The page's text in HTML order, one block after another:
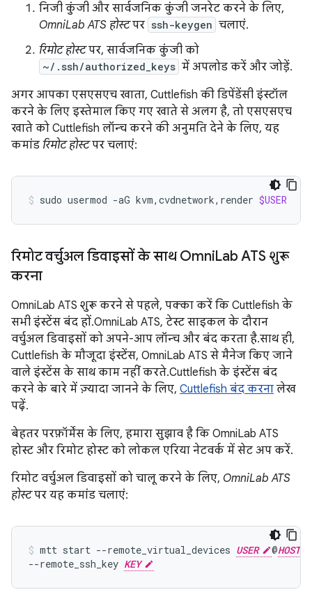
निजी कुंजी और सार्वजनिक कुंजी जनरेट करने के लिए,
OmniLab ATS होस्टपर ssh-keygen चलाएं.
रिमोट होस्टपर, सार्वजनिक कुंजी को
~/.ssh/authorized_keys में अपलोड करें और जोड़ें.
अगर आपका एसएसएच खाता, Cuttlefish की डिपेंडेंसी इंस्टॉल
करने के लिए इस्तेमाल किए गए खाते से अलग है, तो एसएसएच
खाते को Cuttlefish लॉन्च करने की अनुमति देने के लिए, यह
कमांड रिमोट होस्टपर चलाएं:
sudo usermod -aG kvm,cvdnetwork,render $USER
रिमोट वर्चुअल डिवाइसों के साथ OmniLab ATS शुरू
करना
OmniLab ATS शुरू करने से पहले, पक्का करें कि Cuttlefish के
सभी इंस्टेंस बंद हों. OmniLab ATS, टेस्ट साइकल के दौरान
वर्चुअल डिवाइसों को अपने-आप लॉन्च और बंद करता है. साथ ही,
Cuttlefish के मौजूदा इंस्टेंस, OmniLab ATS से मैनेज किए जाने
वाले इंस्टेंस के साथ काम नहीं करते. Cuttlefish के इंस्टेंस बंद
करने के बारे में ज़्यादा जानने के लिए, Cuttlefish बंद करना लेख
पढ़ें.
बेहतर परफ़ॉर्मेंस के लिए, हमारा सुझाव है कि OmniLab ATS
होस्ट और रिमोट होस्ट को लोकल एरिया नेटवर्क में सेट अप करें.
रिमोट वर्चुअल डिवाइसों को चालू करने के लिए, OmniLab ATS
होस्टपर यह कमांड चलाएं:
mtt start --remote_virtual_devices USER @HOST
--remote_ssh_key KEY